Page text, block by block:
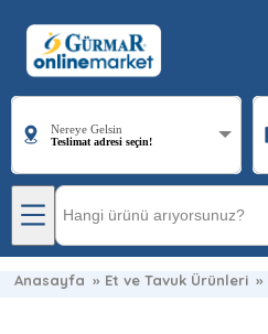
Nereye Gelsin
Teslimat adresi seçin!
Anasayfa » Et ve Tavuk Ürünleri »